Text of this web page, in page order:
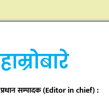
हाम्रोबारे
प्रधान सम्पादक (Editor in chief) :